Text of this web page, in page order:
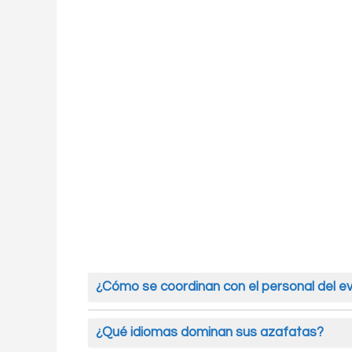
¿Cómo se coordinan con el personal del
Nuestras azafatas de idiomas trabajan
siguiendo instrucciones y protocolos
¿Qué idiomas dominan sus azafatas?